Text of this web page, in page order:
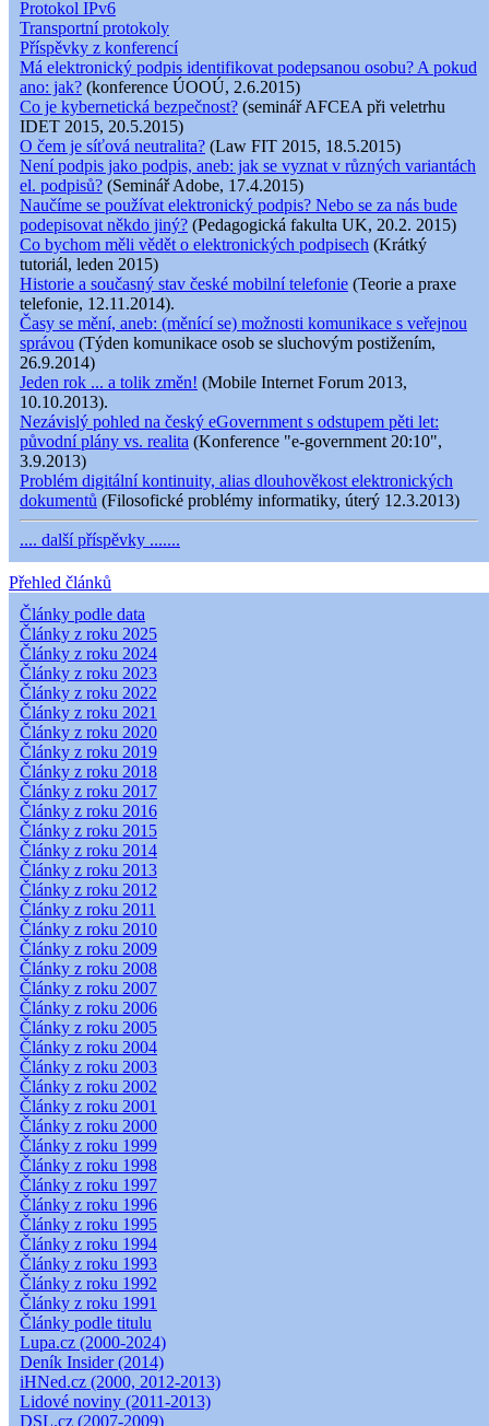
Protokol IPv6
Transportní protokoly
Příspěvky z konferencí
Má elektronický podpis identifikovat podepsanou osobu? A pokud
ano: jak? (konference ÚOOÚ, 2.6.2015)
Co je kybernetická bezpečnost? (seminář AFCEA při veletrhu
IDET 2015, 20.5.2015)
O čem je síťová neutralita? (Law FIT 2015, 18.5.2015)
Není podpis jako podpis, aneb: jak se vyznat v různých variantách
el. podpisů? (Seminář Adobe, 17.4.2015)
Naučíme se používat elektronický podpis? Nebo se za nás bude
podepisovat někdo jiný? (Pedagogická fakulta UK, 20.2. 2015)
Co bychom měli vědět o elektronických podpisech (Krátký
tutoriál, leden 2015)
Historie a současný stav české mobilní telefonie (Teorie a praxe
telefonie, 12.11.2014).
Časy se mění, aneb: (měnící se) možnosti komunikace s veřejnou
správou (Týden komunikace osob se sluchovým postižením,
26.9.2014)
Jeden rok ... a tolik změn! (Mobile Internet Forum 2013,
10.10.2013).
Nezávislý pohled na český eGovernment s odstupem pěti let:
původní plány vs. realita (Konference "e-government 20:10",
3.9.2013)
Problém digitální kontinuity, alias dlouhověkost elektronických
dokumentů (Filosofické problémy informatiky, úterý 12.3.2013)
.... další příspěvky .......
Přehled článků
Články podle data
Články z roku 2025
Články z roku 2024
Články z roku 2023
Články z roku 2022
Články z roku 2021
Články z roku 2020
Články z roku 2019
Články z roku 2018
Články z roku 2017
Články z roku 2016
Články z roku 2015
Články z roku 2014
Články z roku 2013
Články z roku 2012
Články z roku 2011
Články z roku 2010
Články z roku 2009
Články z roku 2008
Články z roku 2007
Články z roku 2006
Články z roku 2005
Články z roku 2004
Články z roku 2003
Články z roku 2002
Články z roku 2001
Články z roku 2000
Články z roku 1999
Články z roku 1998
Články z roku 1997
Články z roku 1996
Články z roku 1995
Články z roku 1994
Články z roku 1993
Články z roku 1992
Články z roku 1991
Články podle titulu
Lupa.cz (2000-2024)
Deník Insider (2014)
iHNed.cz (2000, 2012-2013)
Lidové noviny (2011-2013)
DSL.cz (2007-2009)